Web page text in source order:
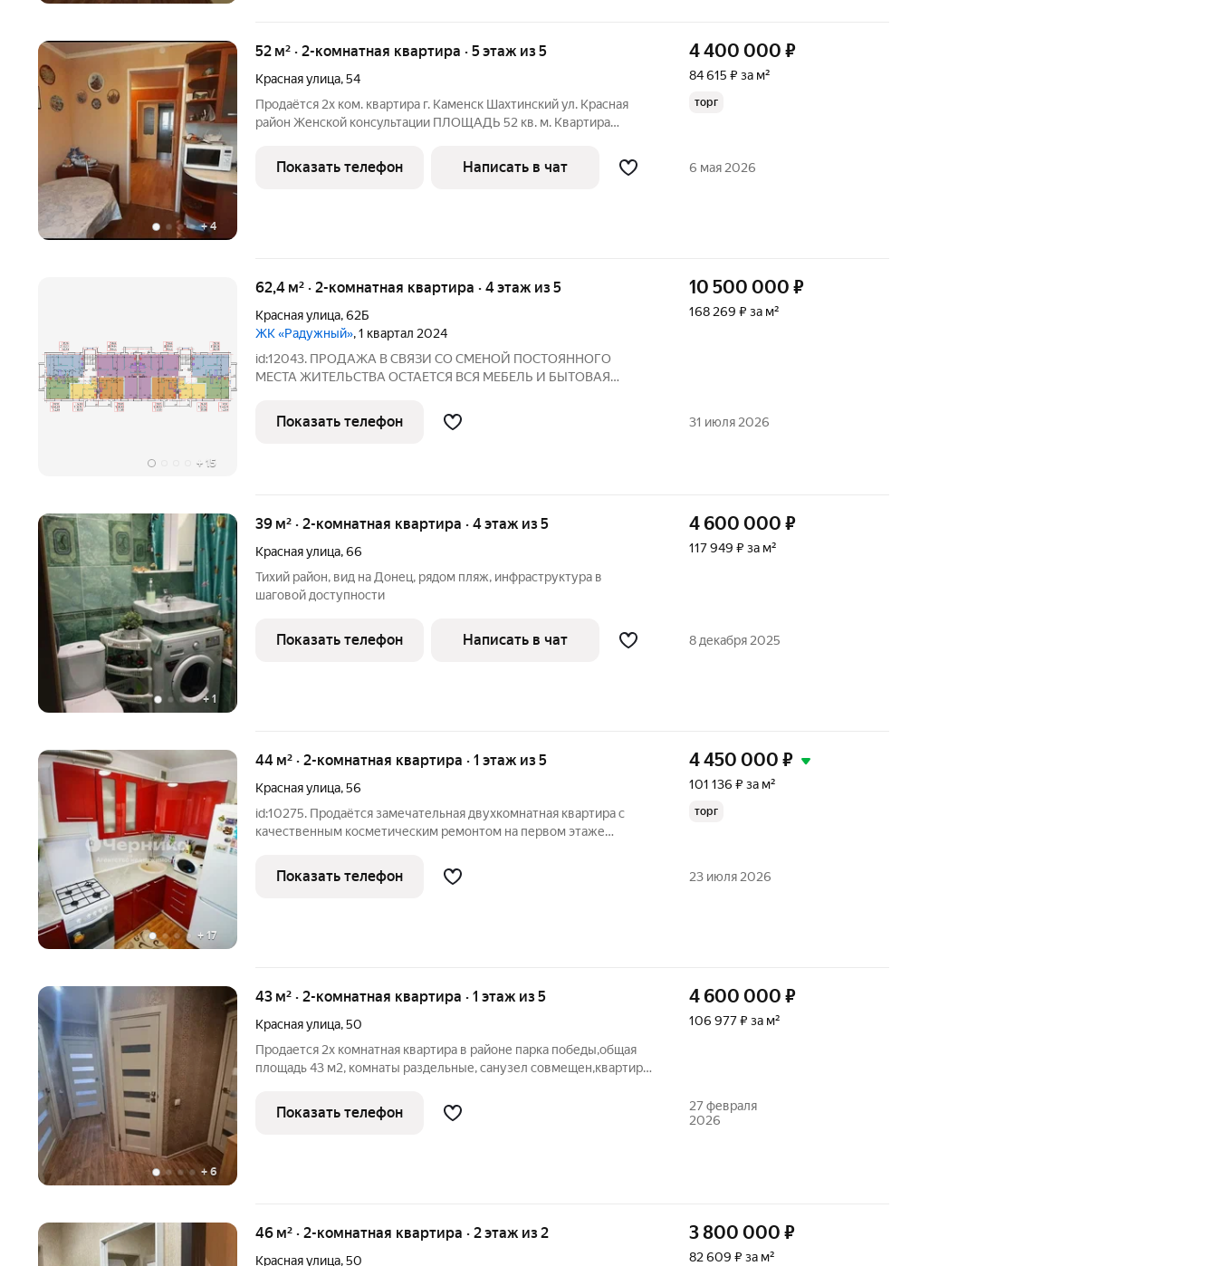
+4
52 м² · 2-комнатная квартира · 5 этаж из 5
Красная улица,54
Продаётся 2х ком. квартира г. Каменск Шахтинский ул. Красная
район Женской консультации ПЛОЩАДЬ 52 кв. м. Квартира
ремонт. Балкон застеклён. Этаж 5/5 ЦЕНА 4400 000 торг
4 400 000 ₽
84 615 ₽ за м²
торг
Показать телефон Написать в чат 6 мая 2026
+ 15
62,4 м² · 2-комнатная квартира · 4 этаж из 5
Красная улица,62Б
ЖК «Радужный», 1 квартал 2024
id:12043. ПРОДАЖА В СВЯЗИ СО СМЕНОЙ ПОСТОЯННОГО
МЕСТА ЖИТЕЛЬСТВА ОСТАЕТСЯ ВСЯ МЕБЕЛЬ И БЫТОВАЯ
СЕМЕЙНУЮ ИПОТЕКУ ВАРИАНТ БЕЗ ДОПОЛНИТЕЛЬНЫХ
ЗАТРАТ И РАСХОДОВ ПОСЛЕ ПРИОБРИТЕНИЯ ВАМ ОСТАНЕТСЯ
10 500 000 ₽
168 269 ₽ за м²
Показать телефон 31 июля 2026
+ 1
39 м² · 2-комнатная квартира · 4 этаж из 5
Красная улица,66
Тихий район, вид на Донец, рядом пляж, инфраструктура в
шаговой доступности
4 600 000 ₽
117 949 ₽ за м²
Показать телефон Написать в чат 8 декабря 2025
+ 17
44 м² · 2-комнатная квартира · 1 этаж из 5
Красная улица,56
id:10275. Продаётся замечательная двухкомнатная квартира с
качественным косметическим ремонтом на первом этаже
обеспечивает комфорт и приватность. Кухня оборудована
необходимой мебелью и
4 450 000 ₽
101 136 ₽ за м²
торг
Показать телефон 23 июля 2026
+6
43 м² · 2-комнатная квартира · 1 этаж из 5
Красная улица,50
Продается 2х комнатная квартира в районе парка победы,общая
площадь 43 м2, комнаты раздельные, санузел совмещен,квартира
номер в базе 220,13
4 600 000 ₽
106 977 ₽ за м²
Показать телефон
27 февраля
2026
46 м² · 2-комнатная квартира · 2 этаж из 2
Красная улица,50
3 800 000 ₽
82 609 ₽ за м²